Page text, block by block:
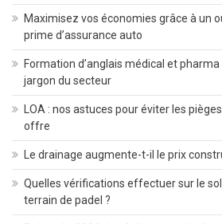
Maximisez vos économies grâce à un
prime d’assurance auto
Formation d’anglais médical et
jargon du secteur
LOA : nos astuces pour éviter les
offre
Le drainage augmente-t-il le prix
Quelles vérifications effectuer sur le
terrain de padel ?